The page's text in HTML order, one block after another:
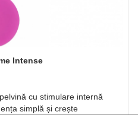
Intense
cu stimulare internă
simplă și crește